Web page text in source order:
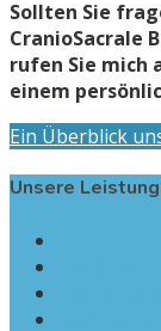
Sollten Sie
CranioSacrale
rufen Sie mich
einem
Ein Überblick
Unsere